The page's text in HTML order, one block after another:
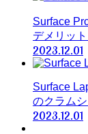
Surface
デメリッ
2023.12.01
Surface
のクラム
2023.12.01